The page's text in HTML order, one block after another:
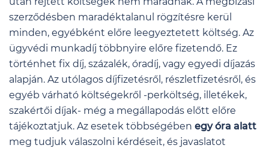
szerződésben maradéktalanul rögzítésre kerül
minden, egyébként előre leegyeztetett költség. Az
ügyvédi munkadíj többnyire előre fizetendő. Ez
történhet fix díj, százalék, óradíj, vagy egyedi díjazás
alapján. Az utólagos díjfizetésről, részletfizetésről, és
egyéb várható költségekről -perköltség, illetékek,
szakértői díjak- még a megállapodás előtt előre
tájékoztatjuk. Az esetek többségében egy óra alatt
meg tudjuk válaszolni kérdéseit, és javaslatot